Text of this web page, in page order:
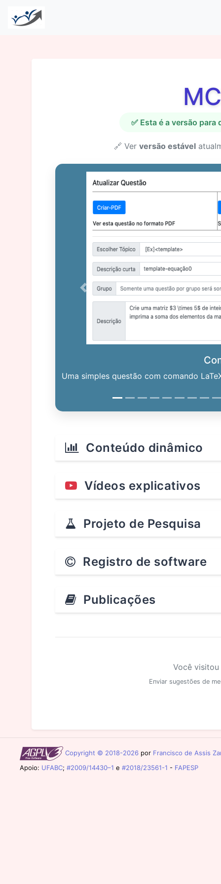
✅ Esta é a versão
🔗 Ver versão estável
Uma simples questão com comando
Previous
Conteúdo dinâmico
Vídeos explicativos
Projeto de Pesquisa
Registro de software
Publicações
Você
Enviar sugestões de
Copyright © 2018-2026 por Francisco de Assis
Apoio: UFABC; #2009/14430–1 e #2018/23561-1 - FAPESP